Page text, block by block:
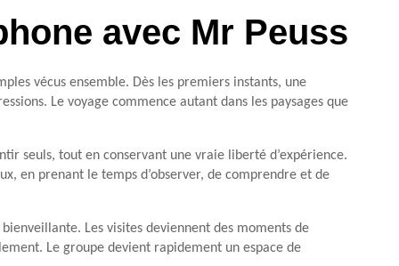
avec Mr Peuss
vécus ensemble. Dès les premiers instants, une
Le voyage commence autant dans les paysages que
seuls, tout en conservant une vraie liberté d’expérience.
en prenant le temps d’observer, de comprendre et de
Les visites deviennent des moments de
Le groupe devient rapidement un espace de